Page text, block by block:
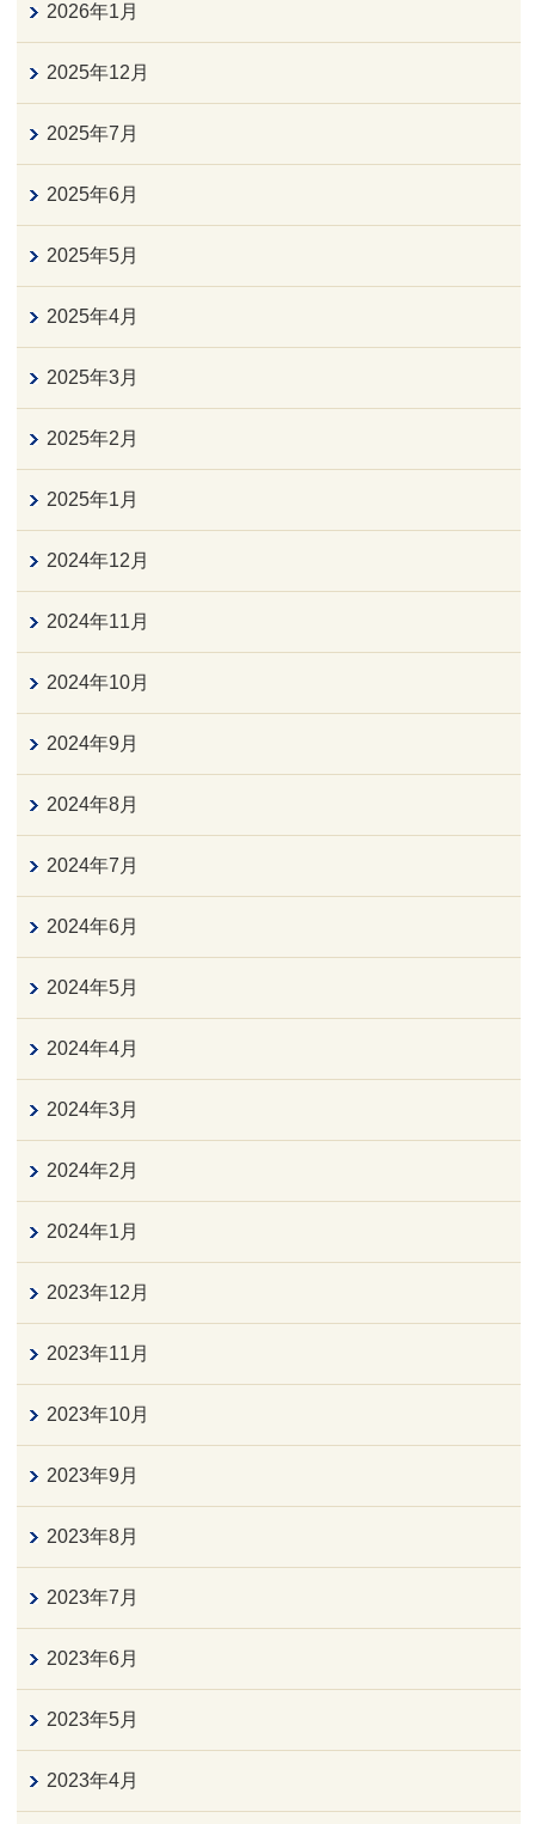
2026年1月
2025年12月
2025年7月
2025年6月
2025年5月
2025年4月
2025年3月
2025年2月
2025年1月
2024年12月
2024年11月
2024年10月
2024年9月
2024年8月
2024年7月
2024年6月
2024年5月
2024年4月
2024年3月
2024年2月
2024年1月
2023年12月
2023年11月
2023年10月
2023年9月
2023年8月
2023年7月
2023年6月
2023年5月
2023年4月